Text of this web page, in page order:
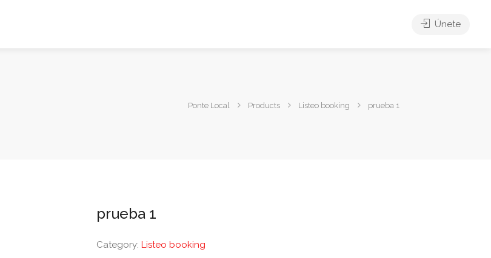
Únete
Ponte Local Products Listeo booking prueba 1
prueba 1
Category:Listeo booking